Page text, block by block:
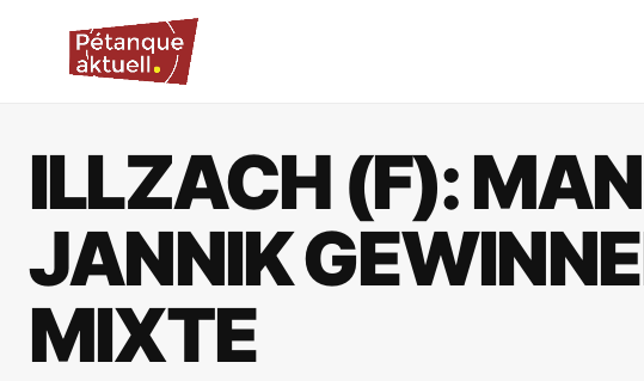
ILLZACH (F):
JANNIK
MIXTE